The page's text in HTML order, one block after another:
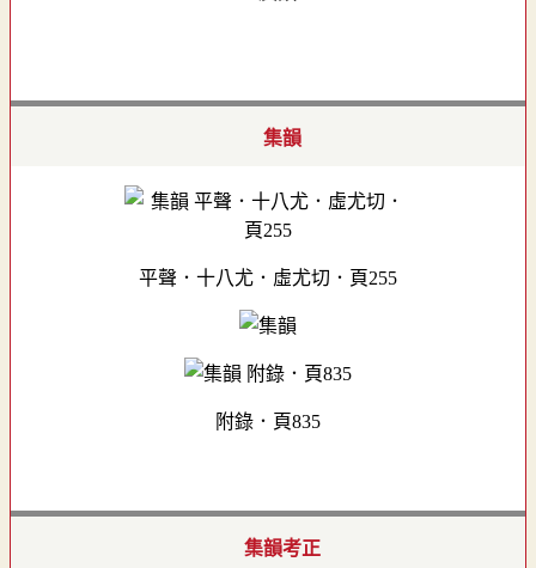
集韻
平聲．十八尤．虛尤切．頁255
附錄．頁835
集韻考正